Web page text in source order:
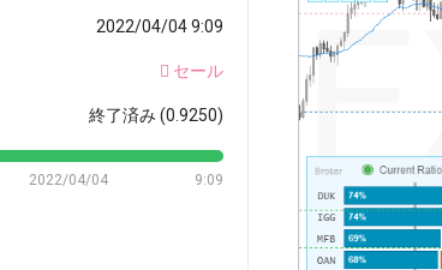
2022/04/04 9:09
セール
終了済み (0.9250)
9:09
2022/04/04